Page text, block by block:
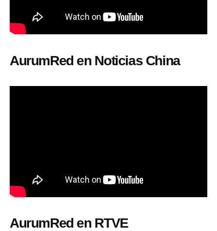
AurumRed en Noticias China
AurumRed en RTVE